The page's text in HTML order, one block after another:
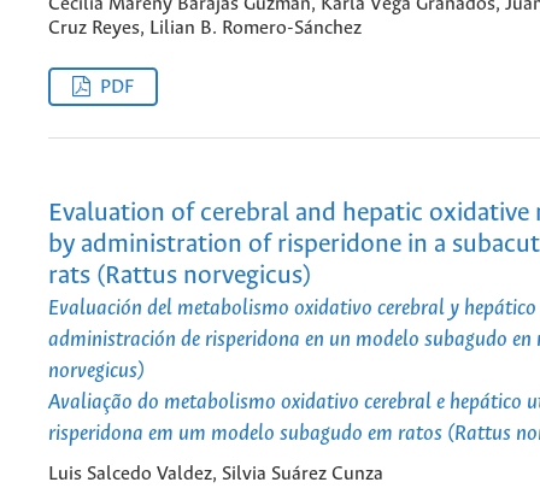
Cecilia Mareny Barajas Guzmán, Karla Vega Granados,
Cruz Reyes, Lilian B. Romero-Sánchez
PDF
Evaluation of cerebral and hepatic oxidative
by administration of risperidone in a
rats (Rattus norvegicus)
Evaluación del metabolismo oxidativo cerebral y
administración de risperidona en un modelo subagudo
norvegicus)
Avaliação do metabolismo oxidativo cerebral e hepático
risperidona em um modelo subagudo em ratos (Rattus
Luis Salcedo Valdez, Silvia Suárez Cunza